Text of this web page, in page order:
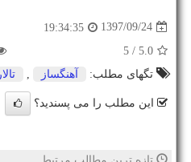
1397/09/24
19:34:35
5.0
/ 5
تگهای مطلب:
آهنگساز تالار
این مطلب را می پسندید؟